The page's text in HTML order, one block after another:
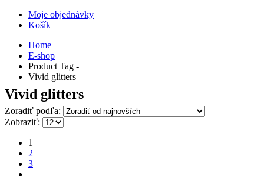
Moje objednávky
Košík
Home
E-shop
Product Tag -
Vivid glitters
Vivid glitters
Zoradiť podľa:
Zobraziť:
1
2
3